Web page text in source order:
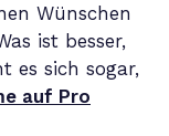
Wünschen
ist besser,
es sich sogar,
auf Pro